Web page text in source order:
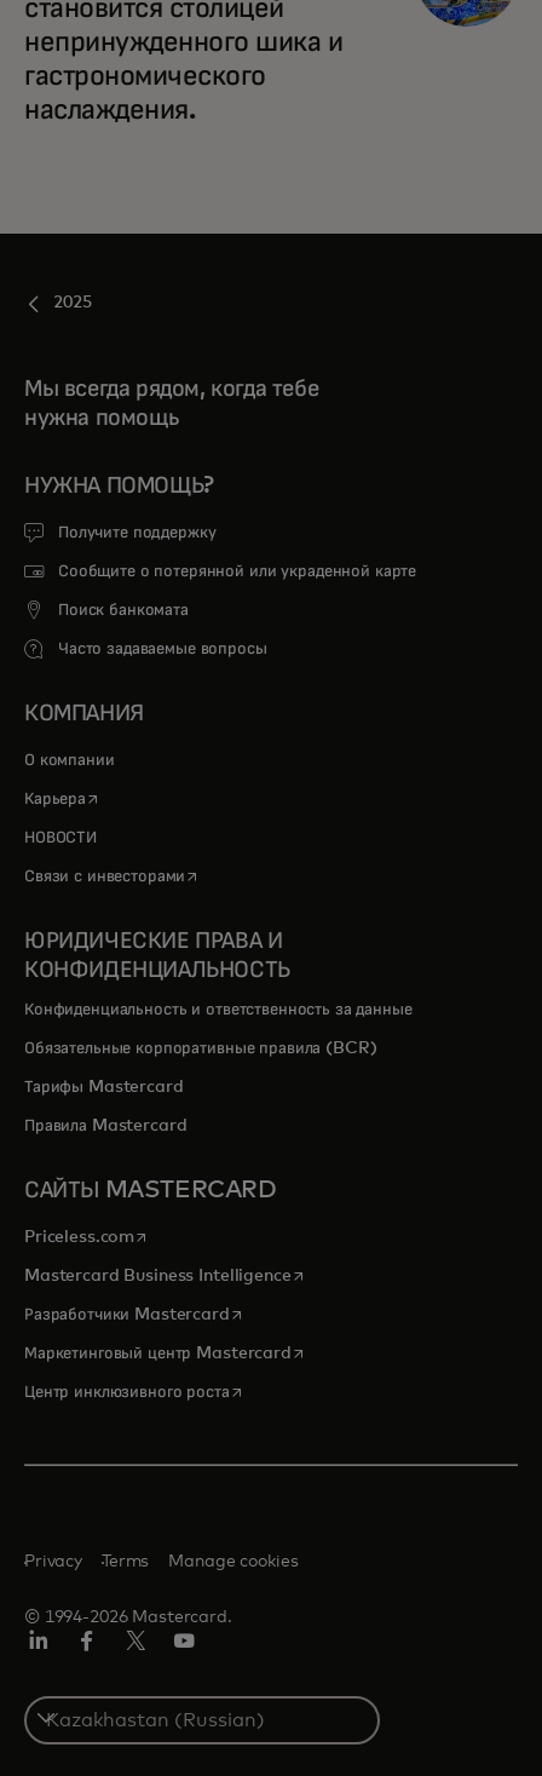
становится столицей
непринужденного шика и
гастрономического
наслаждения.
2025
Мы всегда рядом, когда тебе
нужна помощь
НУЖНА ПОМОЩЬ?
Получите поддержку
Сообщите о потерянной или украденной карте
Поиск банкомата
Часто задаваемые вопросы
КОМПАНИЯ
О компании
Карьера opens in a new tab
НОВОСТИ
Связи с инвесторами opens in a new tab
ЮРИДИЧЕСКИЕ ПРАВА И
КОНФИДЕНЦИАЛЬНОСТЬ
Конфиденциальность и ответственность за данные
Обязательные корпоративные правила (BCR)
Тарифы Mastercard
Правила Mastercard
САЙТЫ MASTERCARD
Priceless.com opens in a new tab
Mastercard Business Intelligenceopens in a new tab
Разработчики Mastercardopens in a new tab
Маркетинговый центр Mastercardopens in a new tab
Центр инклюзивного ростаopens in a new tab
© 1994-2026 Mastercard.
Privacy Terms Manage cookies
Select
a
country